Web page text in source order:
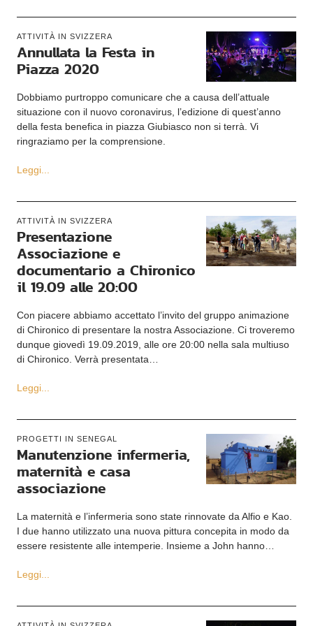
ATTIVITÀ IN SVIZZERA
Annullata la Festa in
Piazza 2020
Dobbiamo purtroppo comunicare che a causa dell’attuale
situazione con il nuovo coronavirus, l’edizione di quest’anno
della festa benefica in piazza Giubiasco non si terrà. Vi
ringraziamo per la comprensione.
Leggi...
ATTIVITÀ IN SVIZZERA
Presentazione
Associazione e
documentario a Chironico
il 19.09 alle 20:00
Con piacere abbiamo accettato l’invito del gruppo animazione
di Chironico di presentare la nostra Associazione. Ci troveremo
dunque giovedì 19.09.2019, alle ore 20:00 nella sala multiuso
di Chironico. Verrà presentata…
Leggi...
PROGETTI IN SENEGAL
Manutenzione infermeria,
maternità e casa
associazione
La maternità e l’infermeria sono state rinnovate da Alfio e Kao.
I due hanno utilizzato una nuova pittura concepita in modo da
essere resistente alle intemperie. Insieme a John hanno…
Leggi...